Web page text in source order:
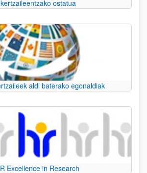
ostatua
aldi baterako egonaldiak
Excellence in Research